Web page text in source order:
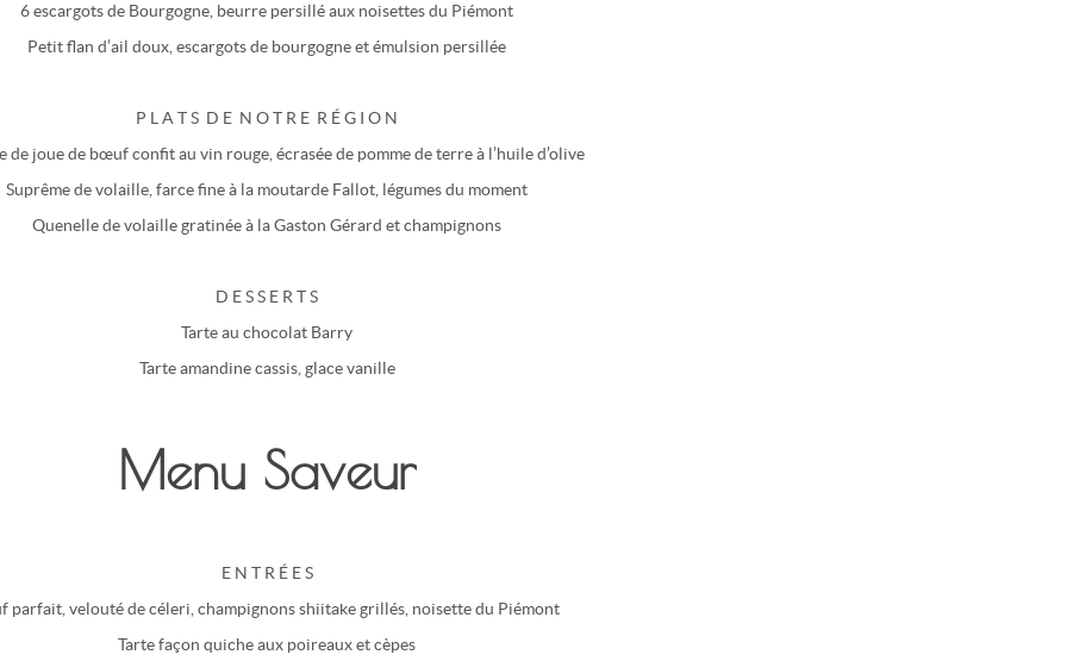
6 escargots de Bourgogne, beurre persillé aux noisettes du Piémont
Petit flan d’ail doux, escargots de bourgogne et émulsion persillée
P L A T S D E N O T R E R É G I O N
de joue de bœuf confit au vin rouge, écrasée de pomme de terre à l’huile d’olive
Suprême de volaille, farce fine à la moutarde Fallot, légumes du moment
Quenelle de volaille gratinée à la Gaston Gérard et champignons
D E S S E R T S
Tarte au chocolat Barry
Tarte amandine cassis, glace vanille
Menu Saveur
E N T R É E S
velouté de céleri, champignons shiitake grillés, noisette du Piémont
Tarte façon quiche aux poireaux et cèpes